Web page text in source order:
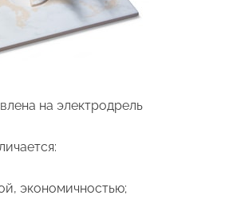
на электродрель
экономичностью;